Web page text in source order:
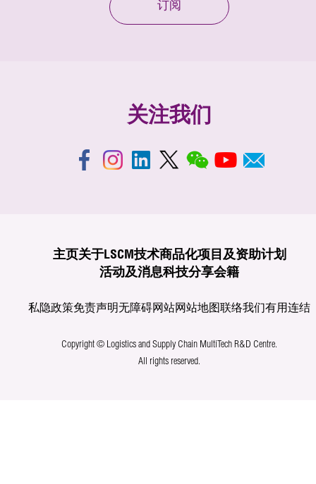
订阅
关注我们
主页关于LSCM技术商品化项目及资助计划
活动及消息科技分享会籍
私隐政策免责声明无障碍网站网站地图联络我们有用连结
Copyright © Logistics and Supply Chain MultiTech R&D Centre.
All rights reserved.